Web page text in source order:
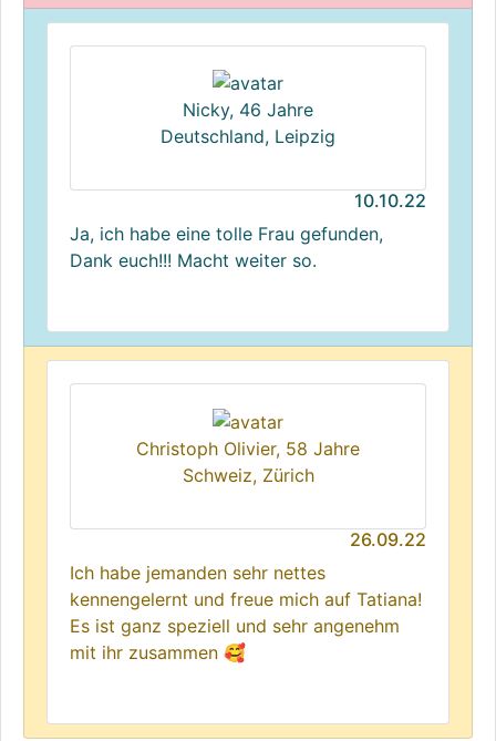
Nicky, 46 Jahre
Deutschland, Leipzig
10.10.22
Ja, ich habe eine tolle Frau gefunden,
Dank euch!!! Macht weiter so.
Christoph Olivier, 58 Jahre
Schweiz, Zürich
26.09.22
Ich habe jemanden sehr nettes
kennengelernt und freue mich auf Tatiana!
Es ist ganz speziell und sehr angenehm
mit ihr zusammen 🥰